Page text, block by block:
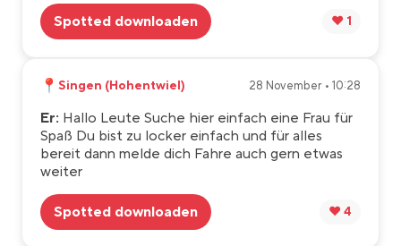
Spotted downloaden ❤️ 1
📍 Singen (Hohentwiel) 28 November • 10:28
Er: Hallo Leute Suche hier einfach eine Frau für
Spaß Du bist zu locker einfach und für alles
bereit dann melde dich Fahre auch gern etwas
weiter
Spotted downloaden ❤️ 4